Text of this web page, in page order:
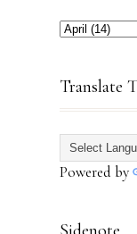
Translate
Powered by